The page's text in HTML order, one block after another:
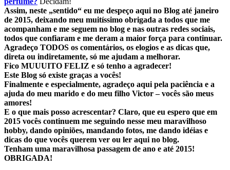
Assim, neste „sentido“ eu me despeço aqui no Blog até janeiro
de 2015, deixando meu muitíssimo obrigada a todos que me
acompanham e me seguem no blog e nas outras redes sociais,
todos que confiaram e me deram a maior força para continuar.
Agradeço TODOS os comentários, os elogios e as dicas que,
direta ou indiretamente, só me ajudam a melhorar.
Fico MUUUITO FELIZ e só tenho a agradecer!
Este Blog só existe graças a vocês!
Finalmente e especialmente, agradeço aqui pela paciência e a
ajuda do meu marido e do meu filho Victor – vocês são meus
amores!
E o que mais posso acrescentar? Claro, que eu espero que em
2015 vocês continuem me seguindo nesse meu maravilhoso
hobby, dando opiniões, mandando fotos, me dando idéias e
dicas do que vocês querem ver ou ler aqui no blog.
Tenham uma maravilhosa passagem de ano e até 2015!
OBRIGADA!